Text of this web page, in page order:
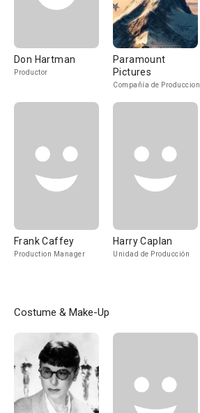
Don Hartman
Productor
Paramount
Pictures
Compañía de Produccion
Frank Caffey
Production Manager
Harry Caplan
Unidad de Producción
Costume & Make-Up